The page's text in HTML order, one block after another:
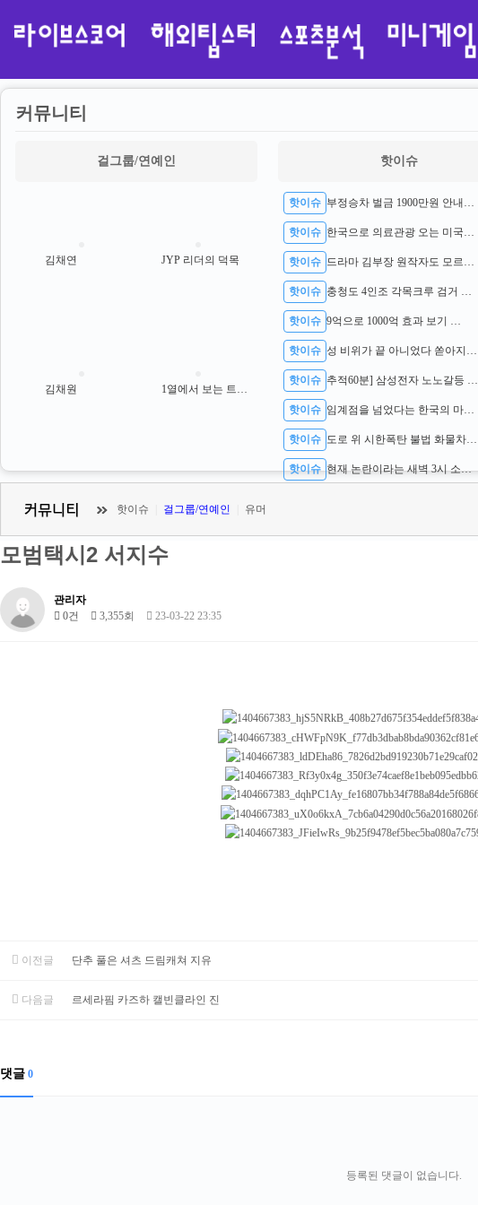
커뮤니티
걸그룹/연예인
김채연 JYP 리더의 덕목
김채원
핫이슈
핫이슈 부정승차 벌금 1900만원 안내고 버틴 3…
핫이슈 한국으로 의료관광 오는 미국인들 …
핫이슈 드라마 김부장 원작자도 모르던 충격적인 사…
핫이슈 충청도 4인조 각목크루 검거 …
핫이슈 9억으로 1000억 효과 보기 …
핫이슈 성 비위가 끝 아니었다 쏟아지는 거제왕 제…
핫이슈 추적60분] 삼성전자 노노갈등 터진 이유 …
핫이슈 임계점을 넘었다는 한국의 마약 침투 수준 …
핫이슈 도로 위 시한폭탄 불법 화물차 단속현장 …
핫이슈 현재 논란이라는 새벽 3시 소아과 대기줄 …
핫이슈 걸그룹/연예인 유머
모범택시2 서지수
관리자
0건
3,355회 23-03-22 23:35
이전글 단추 풀은 셔츠 드림캐쳐 지유
다음글 르세라핌 카즈하 캘빈클라인 진
댓글 0
등록된 댓글이 없습니다.